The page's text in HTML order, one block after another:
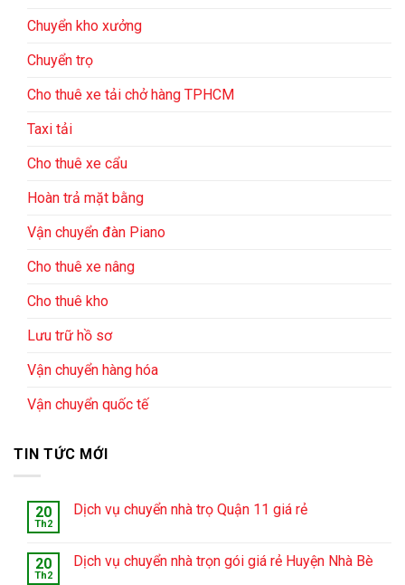
Chuyển kho xưởng
Chuyển trọ
Cho thuê xe tải chở hàng TPHCM
Taxi tải
Cho thuê xe cẩu
Hoàn trả mặt bằng
Vận chuyển đàn Piano
Cho thuê xe nâng
Cho thuê kho
Lưu trữ hồ sơ
Vận chuyển hàng hóa
Vận chuyển quốc tế
TIN TỨC MỚI
20
Th2
Dịch vụ chuyển nhà trọ Quận 11 giá rẻ
20
Th2
Dịch vụ chuyển nhà trọn gói giá rẻ Huyện Nhà Bè